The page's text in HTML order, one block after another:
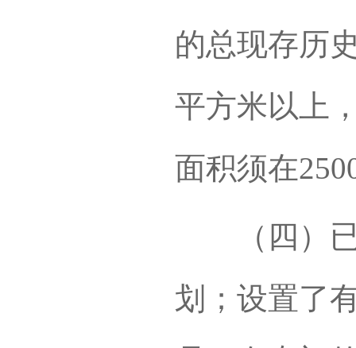
的总现存历
平方米以上
面积须在
（四）已
划；设置了